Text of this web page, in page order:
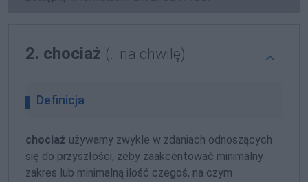
2. chociaż (…na chwilę)
Definicja
chociaż używamy zwykle w zdaniach odnoszących
się do przyszłości, żeby zaakcentować minimalny
zakres lub minimalną ilość czegoś, na czym